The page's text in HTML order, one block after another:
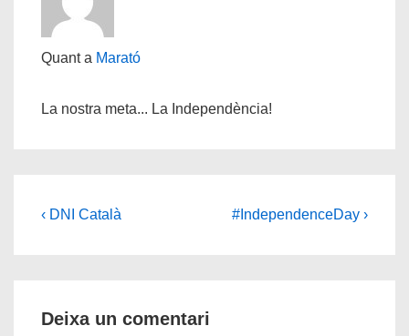
Quant a Marató
La nostra meta... La Independència!
Navegació
Càrrec
‹ DNI Català
Següent
#IndependenceDay ›
Deixa un comentari